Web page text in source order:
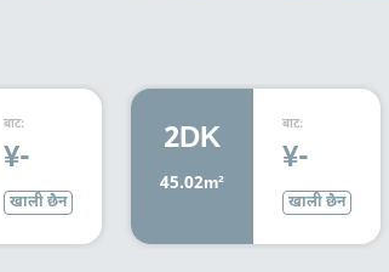
बाट:
¥-
खाली छैन
2DK
45.02m²
बाट:
¥-
खाली छैन